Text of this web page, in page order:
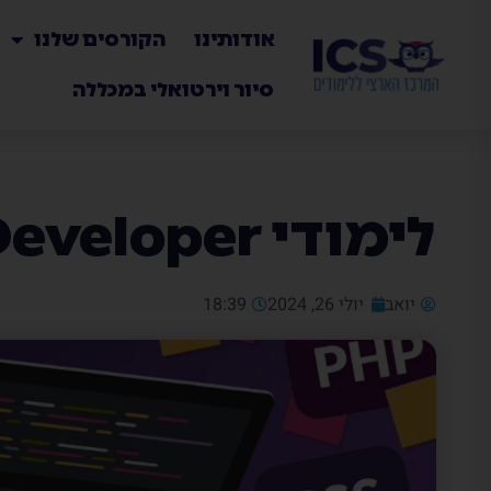
אודותינו הקורסים שלנו
סיור וירטואלי במכללה
לימודי Full Stack Developer
יואב יולי 26, 2024 18:39